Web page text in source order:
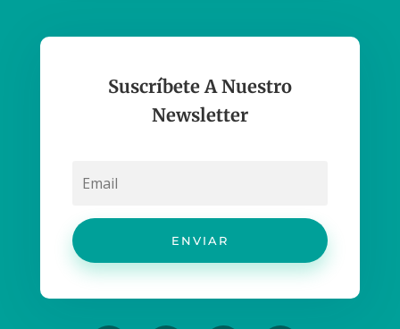
Suscríbete A Nuestro
Newsletter
ENVIAR